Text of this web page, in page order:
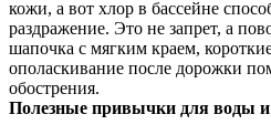
кожи, а вот хлор в бассейне
раздражение. Это не запрет, а
шапочка с мягким краем,
ополаскивание после дорожки
обострения.
Полезные привычки для воды